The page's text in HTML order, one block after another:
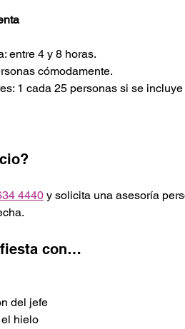
entre 4 y 8 horas.
cómodamente.
1 cada 25 personas si se
4440 y solicita una asesoría
fiesta con…
del jefe
hielo